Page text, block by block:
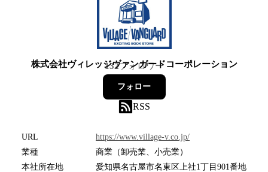
株式会社ヴィレッジヴァンガードコーポレーション
132フォロワー
フォロー
RSS
URL
https://www.village-v.co.jp/
業種
商業（卸売業、小売業）
本社所在地
愛知県名古屋市名東区上社1丁目901番地